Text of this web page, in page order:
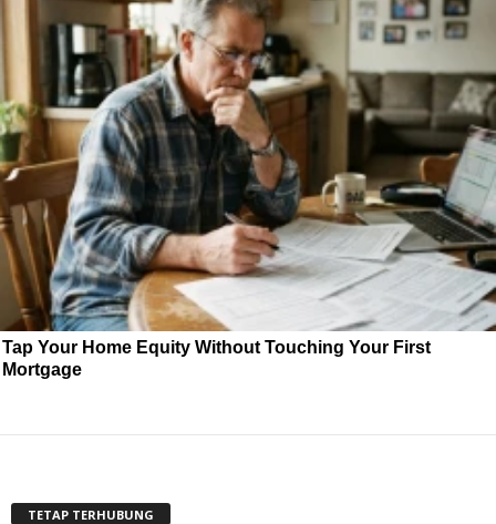
Tap Your Home Equity Without Touching Your First
Mortgage
TETAP TERHUBUNG